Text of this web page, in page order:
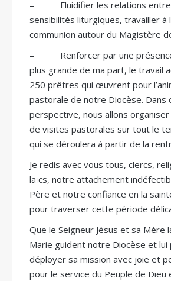
– Fluidifier les relations entre
sensibilités liturgiques, travailler à
communion autour du Magistère
– Renforcer par une
plus grande de ma part, le travail
250 prêtres qui œuvrent pour
pastorale de notre Diocèse. Dans
perspective, nous allons organiser
de visites pastorales sur tout le
qui se déroulera à partir de la
Je redis avec vous tous, clercs,
laïcs, notre attachement
Père et notre confiance en la
pour traverser cette période
Que le Seigneur Jésus et sa Mère
Marie guident notre Diocèse et
déployer sa mission avec joie et
pour le service du Peuple de Dieu